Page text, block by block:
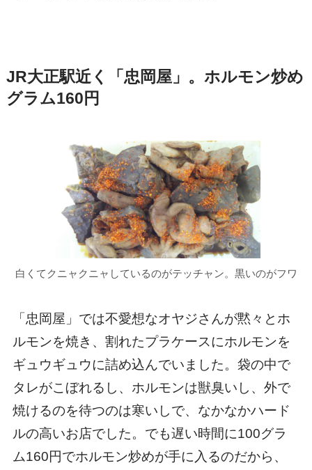
JR大正駅近く「忠岡屋」。ホルモン炒め
グラム160円
白くてクニャクニャしているのがテッチャン。黒いのがフワ
「忠岡屋」では不愛想なオヤジさんが黙々とホ
ルモンを焼き、割れたプラケースにホルモンを
ギュウギュウに詰め込んでいました。袋の中で
タレがこぼれるし、ホルモンは獣臭いし、外で
焼けるのを待つのは寒いしで、なかなかハード
ルの高いお店でした。でも遅い時間に100グラ
ム160円でホルモン炒めが手に入るのだから、